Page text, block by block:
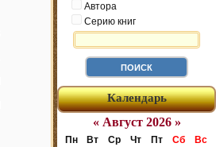
Автора
Серию книг
Календарь
« Август 2026 »
Пн Вт Ср Чт Пт Сб Вс